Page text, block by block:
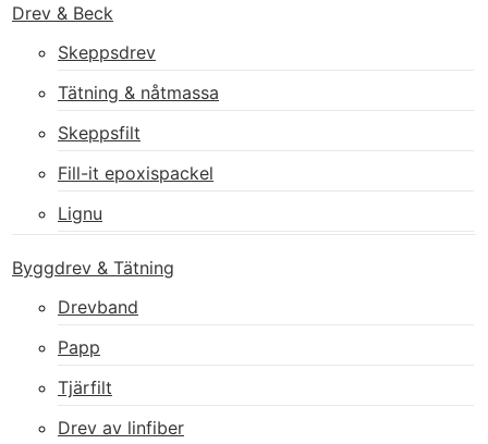
Drev & Beck
Skeppsdrev
Tätning & nåtmassa
Skeppsfilt
Fill-it epoxispackel
Lignu
Byggdrev & Tätning
Drevband
Papp
Tjärfilt
Drev av linfiber